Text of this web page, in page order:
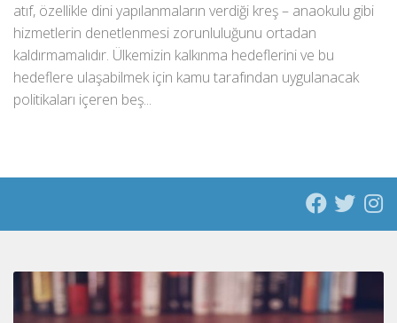
atıf, özellikle dini yapılanmaların verdiği kreş – anaokulu gibi
hizmetlerin denetlenmesi zorunluluğunu ortadan
kaldırmamalıdır. Ülkemizin kalkınma hedeflerini ve bu
hedeflere ulaşabilmek için kamu tarafından uygulanacak
politikaları içeren beş...